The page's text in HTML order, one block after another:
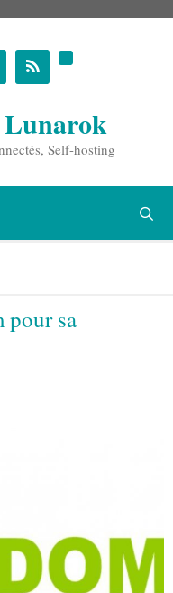
Lunarok
Self-hosting
pour sa